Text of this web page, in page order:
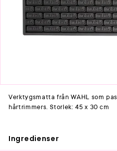
Verktygsmatta från WAHL som
hårtrimmers. Storlek: 45 x 30 cm
Ingredienser